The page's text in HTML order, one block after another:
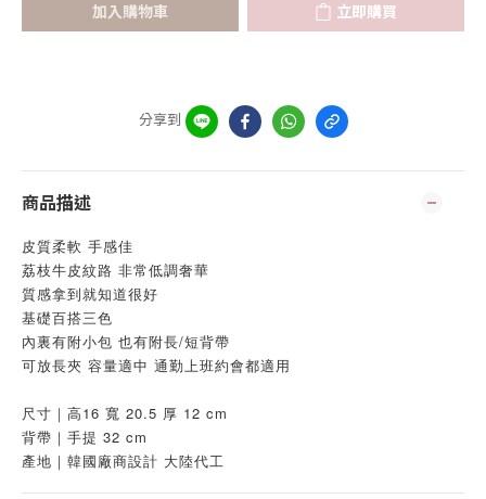
加入購物車 立即購買
分享到
商品描述
皮質柔軟 手感佳
荔枝牛皮紋路 非常低調奢華
質感拿到就知道很好
基礎百搭三色
內裏有附小包 也有附長/短背帶
可放長夾 容量適中 通勤上班約會都適用
尺寸｜高16 寬 20.5 厚 12 cm
背帶｜手提 32 cm
產地｜韓國廠商設計 大陸代工